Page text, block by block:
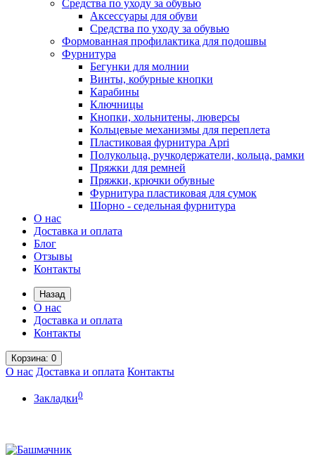
Средства по уходу за обувью
Аксессуары для обуви
Средства по уходу за обувью
Формованная профилактика для подошвы
Фурнитура
Бегунки для молнии
Винты, кобурные кнопки
Карабины
Ключницы
Кнопки, хольнитены, люверсы
Кольцевые механизмы для переплета
Пластиковая фурнитура Apri
Полукольца, ручкодержатели, кольца, рамки
Пряжки для ремней
Пряжки, крючки обувные
Фурнитура пластиковая для сумок
Шорно - седельная фурнитура
О нас
Доставка и оплата
Блог
Отзывы
Контакты
Назад
О нас
Доставка и оплата
Контакты
Корзина: 0
О нас Доставка и оплата Контакты
Закладки0